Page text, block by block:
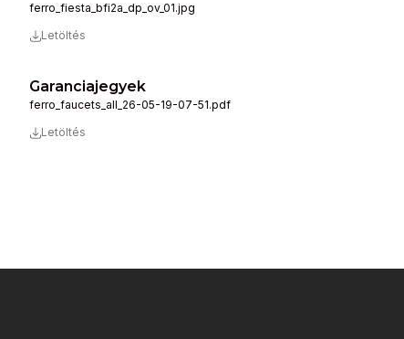
ferro_fiesta_bfi2a_dp_ov_01.jpg
Letöltés
Garanciajegyek
ferro_faucets_all_26-05-19-07-51.pdf
Letöltés